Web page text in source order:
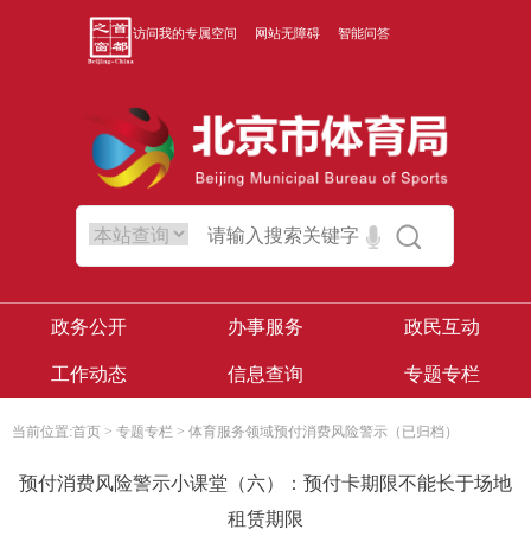
访问我的专属空间 网站无障碍 智能问答
政务公开 办事服务 政民互动
工作动态 信息查询 专题专栏
当前位置:首页 > 专题专栏 > 体育服务领域预付消费风险警示（已归档）
预付消费风险警示小课堂（六）：预付卡期限不能长于场地
租赁期限